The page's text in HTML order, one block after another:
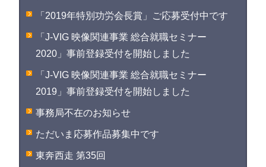
「2019年特別功労会長賞」ご応募受付中です
「J-VIG 映像関連事業 総合就職セミナー
2020」事前登録受付を開始しました
「J-VIG 映像関連事業 総合就職セミナー
2019」事前登録受付を開始しました
事務局不在のお知らせ
ただいま応募作品募集中です
東奔西走 第35回